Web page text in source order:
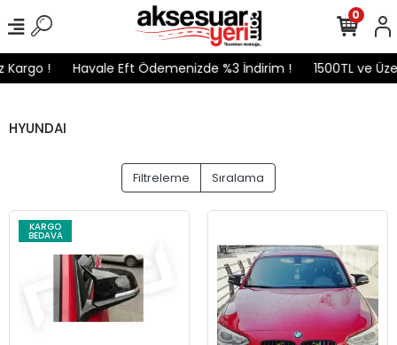
! Havale Eft Ödemenizde %3 İndirim ! 1500TL ve
0
HYUNDAI
Filtreleme Sıralama
KARGO
BEDAVA